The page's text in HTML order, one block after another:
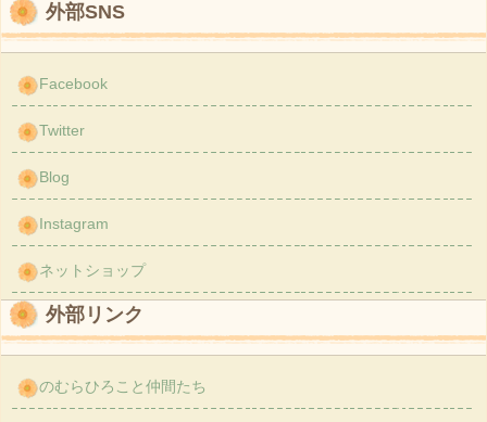
外部SNS
Facebook
Twitter
Blog
Instagram
ネットショップ
外部リンク
のむらひろこと仲間たち